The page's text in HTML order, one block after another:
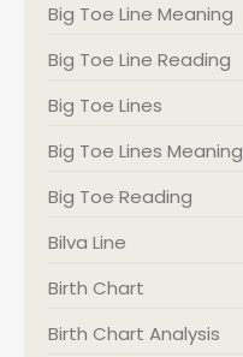
Big Toe Line Meaning
Big Toe Line Reading
Big Toe Lines
Big Toe Lines Meaning
Big Toe Reading
Bilva Line
Birth Chart
Birth Chart Analysis